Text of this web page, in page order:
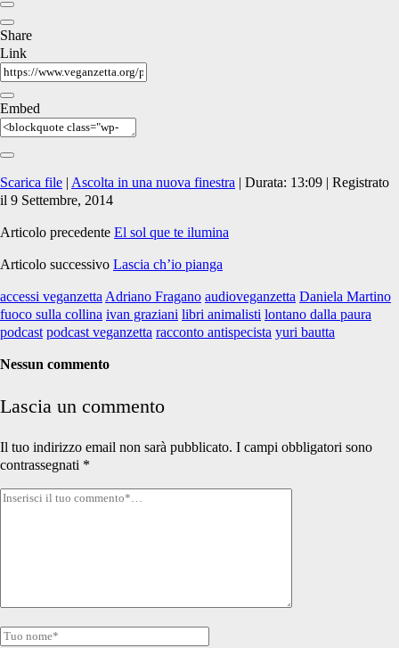
Share
Link
Embed
Scarica file | Ascolta in una nuova finestra | Durata: 13:09 | Registrato
il 9 Settembre, 2014
Articolo precedente El sol que te ilumina
Articolo successivo Lascia ch’io pianga
accessi veganzetta Adriano Fragano audioveganzetta Daniela Martino
fuoco sulla collina ivan graziani libri animalisti lontano dalla paura
podcast podcast veganzetta racconto antispecista yuri bautta
Nessun commento
Lascia un commento
Il tuo indirizzo email non sarà pubblicato. I campi obbligatori sono
contrassegnati *
Tuo
Tuo